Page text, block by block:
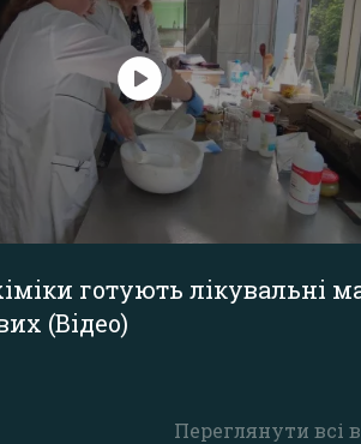
Переглянути всі
готують лікувальні
(Відео)